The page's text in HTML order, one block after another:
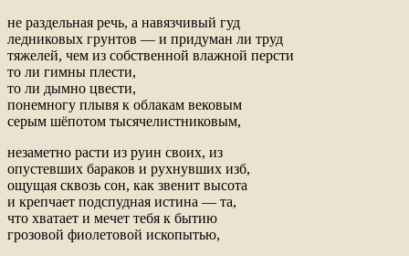
не раздельная речь, а навязчивый гуд
ледниковых грунтов — и придуман ли труд
тяжелей, чем из собственной влажной персти
то ли гимны плести,
то ли дымно цвести,
понемногу плывя к облакам вековым
серым шёпотом тысячелистниковым,
незаметно расти из руин своих, из
опустевших бараков и рухнувших изб,
ощущая сквозь сон, как звенит высота
и крепчает подспудная истина — та,
что хватает и мечет тебя к бытию
грозовой фиолетовой ископытью,